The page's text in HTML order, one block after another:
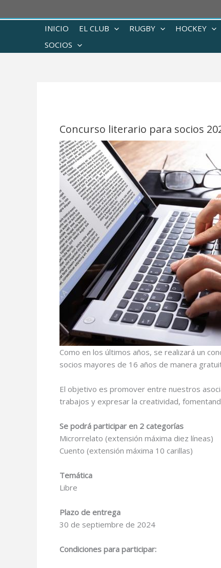
al
INICIO
EL CLUB RUGBY HOCKEY
SOCIOS
Concurso literario para socios
Como en los últimos años, se realizará un
socios mayores de 16 años de manera
El objetivo es promover entre nuestros
trabajos y expresar la creatividad,
Se podrá participar en 2 categorías
Microrrelato (extensión máxima diez líneas)
Cuento (extensión máxima 10 carillas)
Temática
Libre
Plazo de entrega
30 de septiembre de 2024
Condiciones para participar: